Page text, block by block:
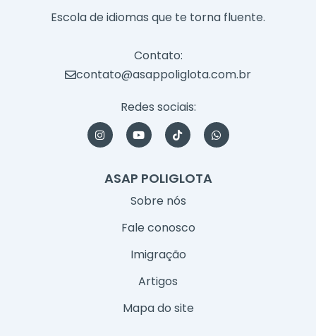
Escola de idiomas que te torna fluente.
Contato:
contato@asappoliglota.com.br
Redes sociais:
I
n
s
g
Y
o
u
b
T
i
k
k
W
h
a
ASAP POLIGLOTA
Sobre nós
Fale conosco
Imigração
Artigos
Mapa do site